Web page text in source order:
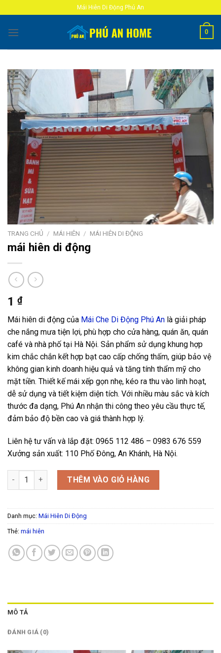
to
content
Mái Hiên Di Động Phú An
0
TRANG CHỦ / MÁI HIÊN / MÁI HIÊN DI ĐỘNG
mái hiên di động
1 ₫
Mái hiên di động của Mái Che Di Động Phú An là giải pháp
che nắng mưa tiện lợi, phù hợp cho cửa hàng, quán ăn, quán
café và nhà phố tại Hà Nội. Sản phẩm sử dụng khung hợp
kim chắc chắn kết hợp bạt cao cấp chống thấm, giúp bảo vệ
không gian kinh doanh hiệu quả và tăng tính thẩm mỹ cho
mặt tiền. Thiết kế mái xếp gọn nhẹ, kéo ra thu vào linh hoạt,
dễ sử dụng và tiết kiệm diện tích. Với nhiều màu sắc và kích
thước đa dạng, Phú An nhận thi công theo yêu cầu thực tế,
đảm bảo độ bền cao và giá thành hợp lý.
Liên hệ tư vấn và lắp đặt: 0965 112 486 – 0983 676 559
Xưởng sản xuất: 110 Phố Đông, An Khánh, Hà Nội.
mái hiên di động số lượngTHÊM VÀO GIỎ HÀNG
Danh mục: Mái Hiên Di Động
Thẻ: mái hiên
MÔ TẢ
ĐÁNH GIÁ (0)